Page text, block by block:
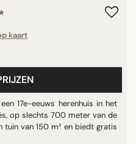
kaart
17e-eeuws herenhuis in het
op slechts 700 meter van de
van 150 m² en biedt gratis